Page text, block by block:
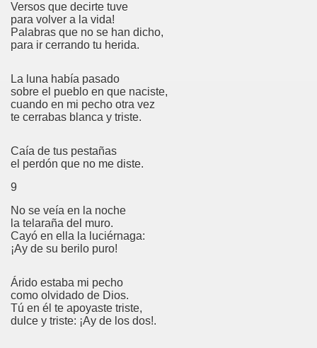
Versos que decirte tuve
para volver a la vida!
Palabras que no se han dicho,
para ir cerrando tu herida.
La luna había pasado
sobre el pueblo en que naciste,
cuando en mi pecho otra vez
te cerrabas blanca y triste.
Caía de tus pestañas
el perdón que no me diste.
9
No se veía en la noche
la telaraña del muro.
Cayó en ella la luciérnaga:
¡Ay de su berilo puro!
Árido estaba mi pecho
como olvidado de Dios.
Tú en él te apoyaste triste,
dulce y triste: ¡Ay de los dos!.